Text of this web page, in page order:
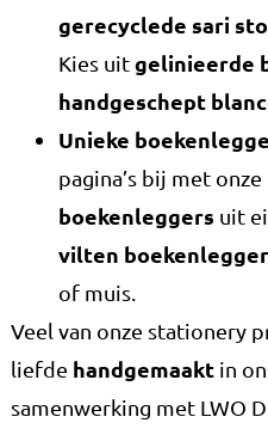
gerecyclede sari
Kies uitgelinieerde
handgeschept
Unieke
pagina’s bij met onze
boekenleggers uit
vilten
of muis.
Veel van onze stationery
liefde handgemaakt in
samenwerking met LWO